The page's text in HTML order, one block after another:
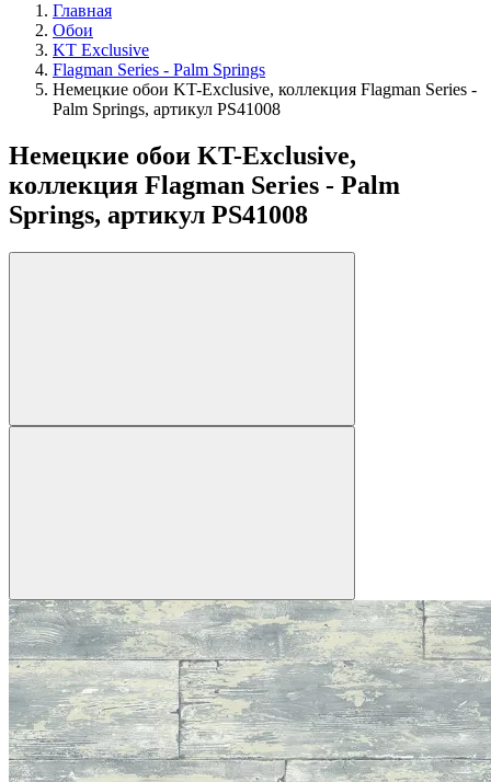
Главная
Обои
KT Exclusive
Flagman Series - Palm Springs
Немецкие обои KT-Exclusive, коллекция Flagman Series -
Palm Springs, артикул PS41008
Немецкие обои KT-Exclusive,
коллекция Flagman Series - Palm
Springs, артикул PS41008